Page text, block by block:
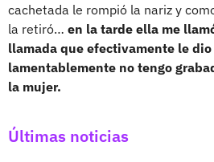
cachetada le rompió la nariz y
la retiró… en la tarde ella me
llamada que efectivamente le
lamentablemente no tengo
la mujer.
Últimas noticias